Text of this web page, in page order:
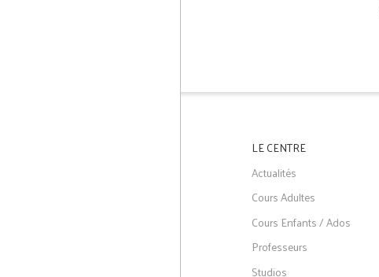
LE CENTRE
Actualités
Cours Adultes
Cours Enfants / Ados
Professeurs
Studios